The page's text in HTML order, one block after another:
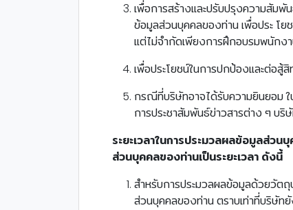
เพื่อการสร้างและปรับปรุงความสัมพั
ข้อมูลส่วนบุคคลของท่าน เพื่อประ โ
แต่ไม่จำกัดเพียงการฝึกอบรมพนักง
เพื่อประโยชน์ในการปกป้องและต่อ
กรณีที่บริษัทอาจได้รับความยินยอม ใ
การประชาสัมพันธ์ข่าวสารต่าง ๆ บ
ระยะเวลาในการประมวลผลข้อมูลส่ว
ส่วนบุคคลของท่านเป็นระยะเวลา ดังนี้
สำหรับการประมวลผลข้อมูลด้วยวัต
ส่วนบุคคลของท่าน ตราบเท่าที่บริษัท